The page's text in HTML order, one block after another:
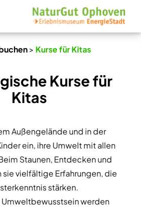
> Kurse für Kitas
Kurse für
Kitas
Außengelände und in der
ein, ihre Umwelt mit allen
Staunen, Entdecken und
vielfältige Erfahrungen, die
stärken.
werden